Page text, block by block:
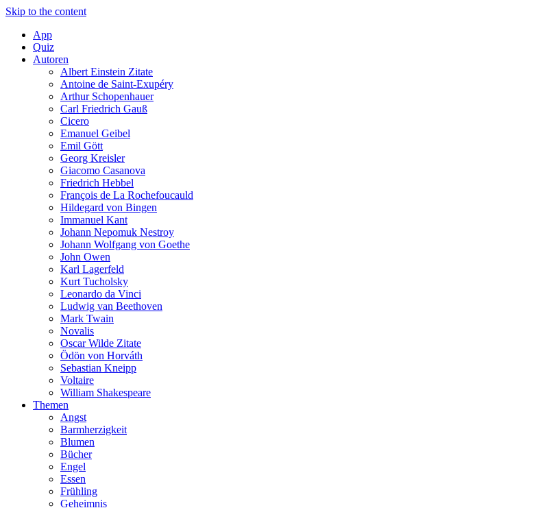
Skip to the content
App
Quiz
Autoren
Albert Einstein Zitate
Antoine de Saint-Exupéry
Arthur Schopenhauer
Carl Friedrich Gauß
Cicero
Emanuel Geibel
Emil Gött
Georg Kreisler
Giacomo Casanova
Friedrich Hebbel
François de La Rochefoucauld
Hildegard von Bingen
Immanuel Kant
Johann Nepomuk Nestroy
Johann Wolfgang von Goethe
John Owen
Karl Lagerfeld
Kurt Tucholsky
Leonardo da Vinci
Ludwig van Beethoven
Mark Twain
Novalis
Oscar Wilde Zitate
Ödön von Horváth
Sebastian Kneipp
Voltaire
William Shakespeare
Themen
Angst
Barmherzigkeit
Blumen
Bücher
Engel
Essen
Frühling
Geheimnis